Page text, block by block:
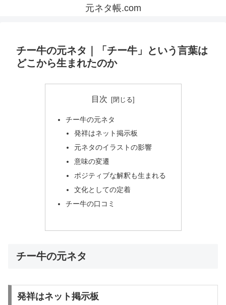
元ネタ帳.com
チー牛の元ネタ｜「チー牛」という言葉は
どこから生まれたのか
目次
チー牛の元ネタ
発祥はネット掲示板
元ネタのイラストの影響
意味の変遷
ポジティブな解釈も生まれる
文化としての定着
チー牛の口コミ
チー牛の元ネタ
発祥はネット掲示板